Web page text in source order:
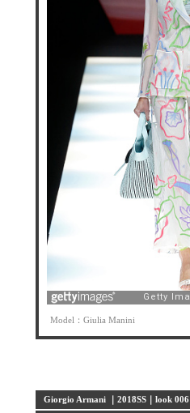
Model：Giulia Manini
Giorgio Armani ｜2018SS｜look 006